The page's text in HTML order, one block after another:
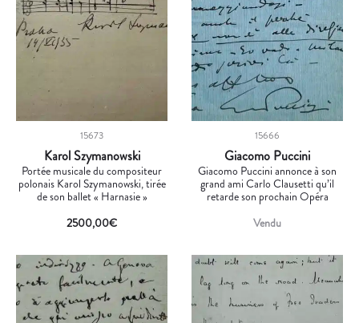
15673
Karol Szymanowski
Portée musicale du compositeur
polonais Karol Szymanowski, tirée
de son ballet « Harnasie »
2500,00€
15666
Giacomo Puccini
Giacomo Puccini annonce à son
grand ami Carlo Clausetti qu’il
retarde son prochain Opéra
Vendu